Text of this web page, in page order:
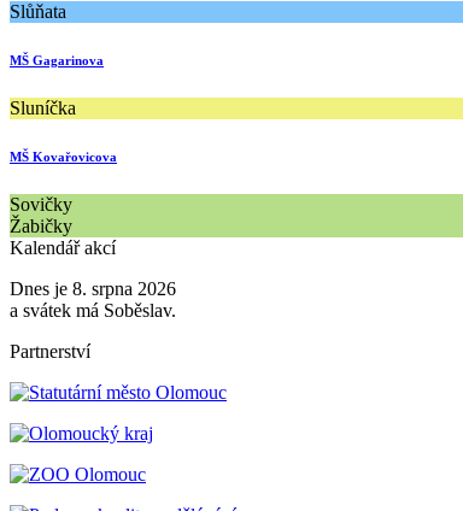
Slůňata
MŠ Gagarinova
Sluníčka
MŠ Kovařovicova
Sovičky
Žabičky
Kalendář akcí
Dnes je 8. srpna 2026
a svátek má Soběslav.
Partnerství